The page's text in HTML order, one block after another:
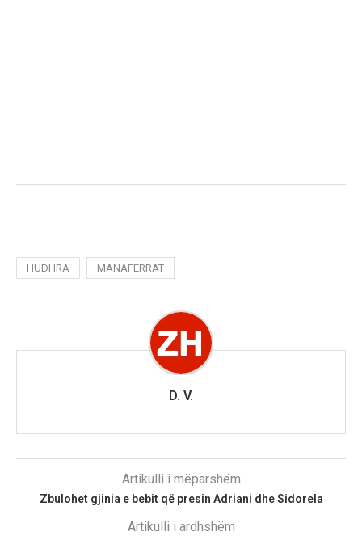
HUDHRA MANAFERRAT
D. V.
Artikulli i mëparshëm
Zbulohet gjinia e bebit që presin Adriani dhe Sidorela
Artikulli i ardhshëm